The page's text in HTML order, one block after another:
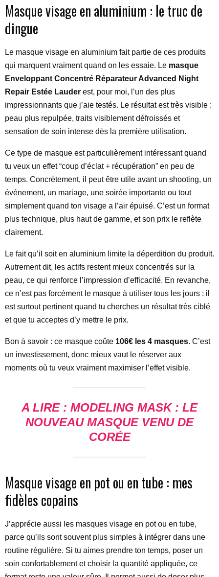
Masque visage en aluminium : le truc de
dingue
Le masque visage en aluminium fait partie de ces produits
qui marquent vraiment quand on les essaie. Le masque
Enveloppant Concentré Réparateur Advanced Night
Repair Estée Lauder est, pour moi, l’un des plus
impressionnants que j’aie testés. Le résultat est très visible :
peau plus repulpée, traits visiblement défroissés et
sensation de soin intense dès la première utilisation.
Ce type de masque est particulièrement intéressant quand
tu veux un effet “coup d’éclat + récupération” en peu de
temps. Concrètement, il peut être utile avant un shooting, un
événement, un mariage, une soirée importante ou tout
simplement quand ton visage a l’air épuisé. C’est un format
plus technique, plus haut de gamme, et son prix le reflète
clairement.
Le fait qu’il soit en aluminium limite la déperdition du produit.
Autrement dit, les actifs restent mieux concentrés sur la
peau, ce qui renforce l’impression d’efficacité. En revanche,
ce n’est pas forcément le masque à utiliser tous les jours : il
est surtout pertinent quand tu cherches un résultat très ciblé
et que tu acceptes d’y mettre le prix.
Bon à savoir : ce masque coûte 106€ les 4 masques. C’est
un investissement, donc mieux vaut le réserver aux
moments où tu veux vraiment maximiser l’effet visible.
A LIRE : MODELING MASK: LE
NOUVEAU MASQUE VENU DE
CORÉE
Masque visage en pot ou en tube : mes
fidèles copains
J’apprécie aussi les masques visage en pot ou en tube,
parce qu’ils sont souvent plus simples à intégrer dans une
routine régulière. Si tu aimes prendre ton temps, poser un
soin confortablement et choisir la quantité appliquée, ce